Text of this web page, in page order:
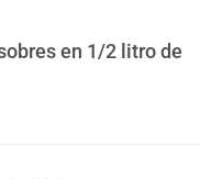
en 1/2 litro de